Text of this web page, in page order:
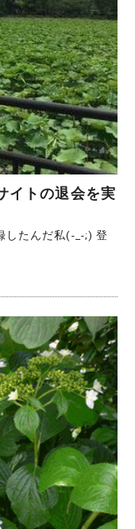
イトの退会を実
したんだ私(-_-;) 登